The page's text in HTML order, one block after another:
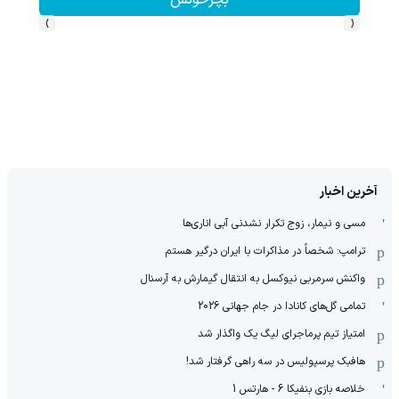
‹
›
آخرین اخبار
مسی و نیمار، زوج تکرار نشدنی آبی اناری‌ها
ترامپ: شخصاً در مذاکرات با ایران درگیر هستم
واکنش سرمربی نیوکسل به انتقال گیمارش به آرسنال
تمامی گل‌های کانادا در جام جهانی 2026
امتیاز تیم پرماجرای لیگ یک واگذار شد
هافبک پرسپولیس در سه راهی گرفتار شد!
خلاصه بازی بنفیکا 6 - هارتس 1